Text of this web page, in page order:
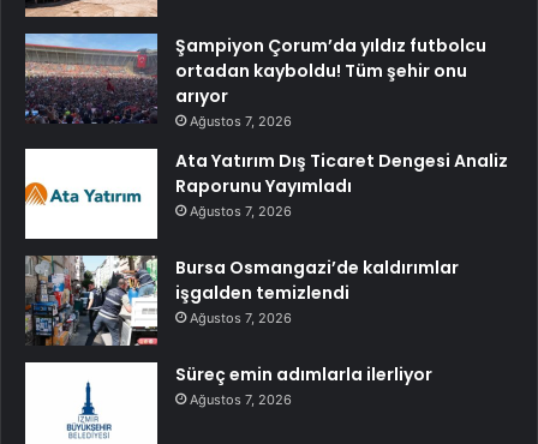
Şampiyon Çorum’da yıldız futbolcu
ortadan kayboldu! Tüm şehir onu
arıyor
Ağustos 7, 2026
Ata Yatırım Dış Ticaret Dengesi Analiz
Raporunu Yayımladı
Ağustos 7, 2026
Bursa Osmangazi’de kaldırımlar
işgalden temizlendi
Ağustos 7, 2026
Süreç emin adımlarla ilerliyor
Ağustos 7, 2026